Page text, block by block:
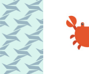
Перейти
к
контенту